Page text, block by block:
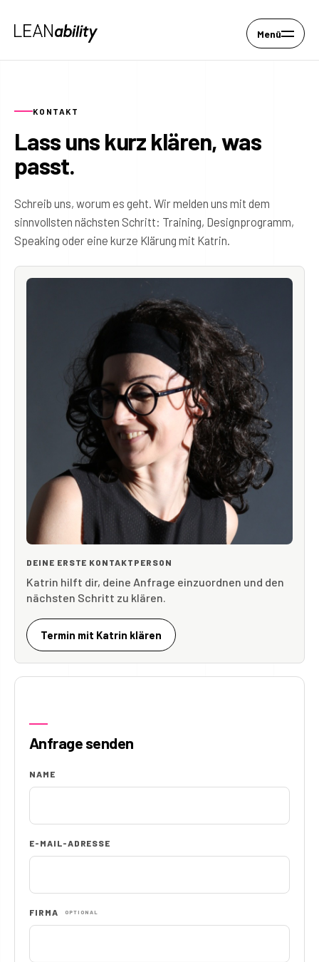
Menü
KONTAKT
Lass uns kurz klären, was
passt.
Schreib uns, worum es geht. Wir melden uns mit dem
sinnvollsten nächsten Schritt: Training, Designprogramm,
Speaking oder eine kurze Klärung mit Katrin.
DEINE ERSTE KONTAKTPERSON
Katrin hilft dir, deine Anfrage einzuordnen und den
nächsten Schritt zu klären.
Termin mit Katrin klären
Anfrage senden
NAME
E-MAIL-ADRESSE
FIRMA OPTIONAL